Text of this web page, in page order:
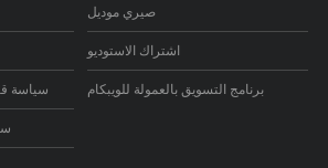
سياسة
صيري موديل
اشتراك الاستوديو
برنامج التسويق بالعمولة للويبكام